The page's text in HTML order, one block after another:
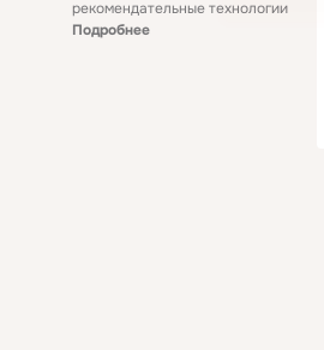
рекомендательные технологии
Подробнее